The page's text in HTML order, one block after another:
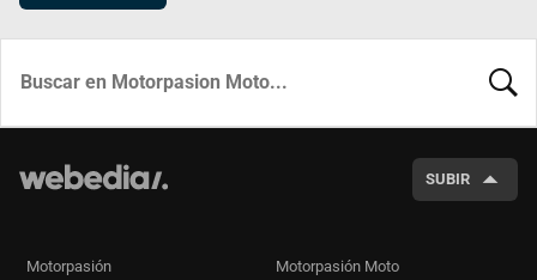
SUBIR
Motorpasión Motorpasión Moto